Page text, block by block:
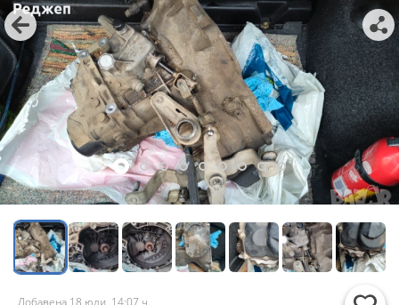
Добавена 18 юли, 14:07 ч.